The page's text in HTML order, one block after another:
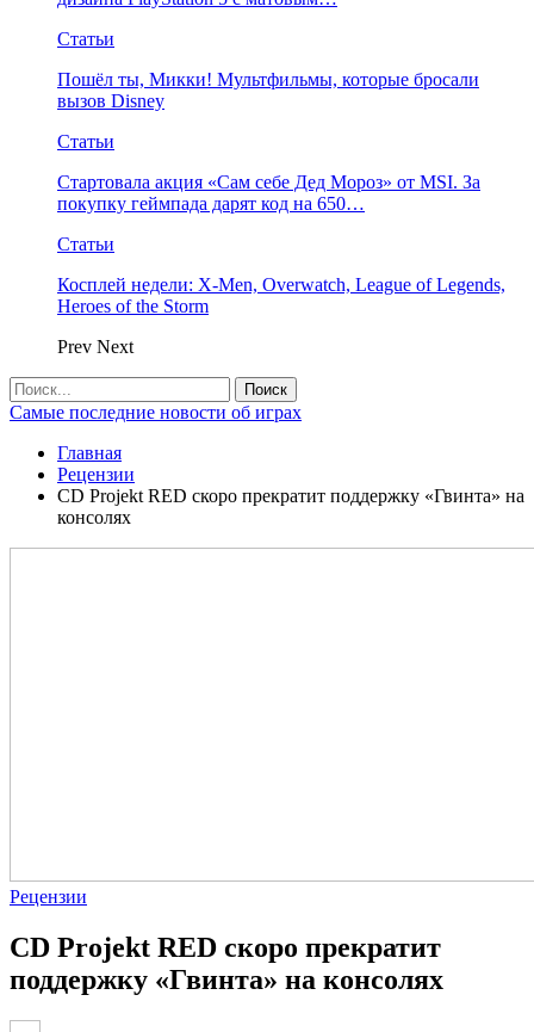
Статьи
Пошёл ты, Микки! Мультфильмы, которые бросали
вызов Disney
Статьи
Стартовала акция «Сам себе Дед Мороз» от MSI. За
покупку геймпада дарят код на 650…
Статьи
Косплей недели: X-Men, Overwatch, League of Legends,
Heroes of the Storm
Prev Next
Самые последние новости об играх
Главная
Рецензии
CD Projekt RED скоро прекратит поддержку «Гвинта» на
консолях
Рецензии
CD Projekt RED скоро прекратит
поддержку «Гвинта» на консолях